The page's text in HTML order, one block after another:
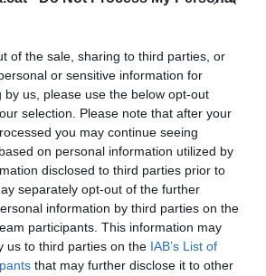
of the sale, sharing to third parties, or
or sensitive information for
by us, please use the below opt-out
selection. Please note that after your
you may continue seeing
on personal information utilized by
disclosed to third parties prior to
separately opt-out of the further
information by third parties on the
participants. This information may
us to third parties on the IAB’s List of
that may further disclose it to other
ha dirigido. Entre otras cosas,
al regreso de CaixaBank a